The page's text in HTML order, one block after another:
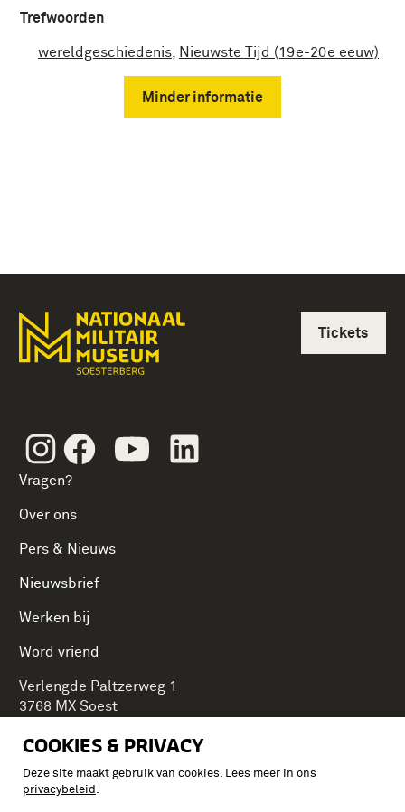
COOKIES & PRIVACY
Deze site maakt gebruik van cookies. Lees meer in ons
privacybeleid .
Trefwoorden
wereldgeschiedenis Nieuwste Tijd (19e-20e eeuw)
Minder informatie
InstagramFacebookYoutube
Vragen?
Over ons
Pers & Nieuws
Nieuwsbrief
Werken bij
Word vriend
Tickets
Verlengde Paltzerweg 1
3768 MX Soest
Onderdeel van Stichting Koninklijke Defensiemusea,